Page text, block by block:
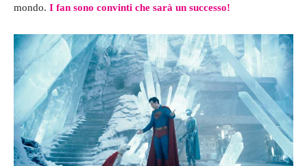
mondo. I fan sono convinti che sarà un successo!